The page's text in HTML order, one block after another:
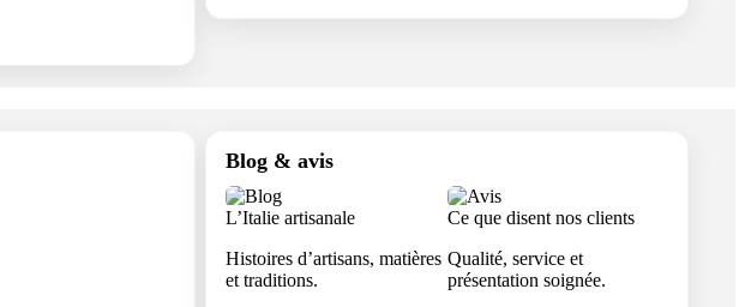
Blog & avis
L’Italie artisanale
Histoires d’artisans, matières
et traditions.
Ce que disent nos clients
Qualité, service et
présentation soignée.